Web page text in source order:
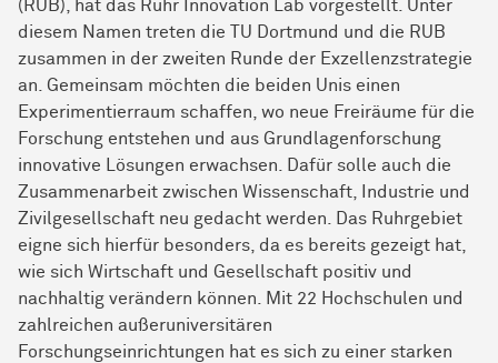
(RUB), hat das Ruhr Innovation Lab vorgestellt. Unter
diesem Namen treten die TU Dortmund und die RUB
zusammen in der zweiten Runde der Exzellenzstrategie
an. Gemeinsam möchten die beiden Unis einen
Experimentierraum schaffen, wo neue Freiräume für die
Forschung entstehen und aus Grundlagenforschung
innovative Lösungen erwachsen. Dafür solle auch die
Zusammenarbeit zwischen Wissenschaft, Industrie und
Zivilgesellschaft neu gedacht werden. Das Ruhrgebiet
eigne sich hierfür besonders, da es bereits gezeigt hat,
wie sich Wirtschaft und Gesellschaft positiv und
nachhaltig verändern können. Mit 22 Hochschulen und
zahlreichen außeruniversitären
Forschungseinrichtungen hat es sich zu einer starken